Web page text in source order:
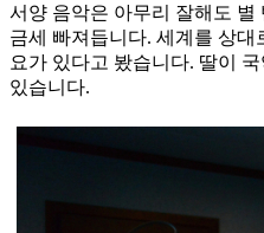
서양 음악은 아무리 잘해도 별
금세 빠져듭니다. 세계를 상
요가 있다고 봤습니다. 딸이
있습니다.